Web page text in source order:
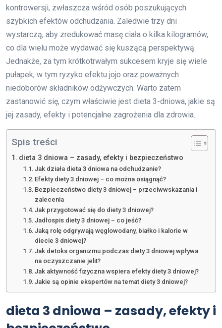
kontrowersji, zwłaszcza wśród osób poszukujących
szybkich efektów odchudzania. Zaledwie trzy dni
wystarczą, aby zredukować masę ciała o kilka kilogramów,
co dla wielu może wydawać się kuszącą perspektywą.
Jednakże, za tym krótkotrwałym sukcesem kryje się wiele
pułapek, w tym ryzyko efektu jojo oraz poważnych
niedoborów składników odżywczych. Warto zatem
zastanowić się, czym właściwie jest dieta 3-dniowa, jakie są
jej zasady, efekty i potencjalne zagrożenia dla zdrowia.
Spis treści
dieta 3 dniowa – zasady, efekty i bezpieczeństwo
Jak działa dieta 3 dniowa na odchudzanie?
Efekty diety 3 dniowej – co można osiągnąć?
Bezpieczeństwo diety 3 dniowej – przeciwwskazania i
zalecenia
Jak przygotować się do diety 3 dniowej?
Jadłospis diety 3 dniowej – co jeść?
Jaką rolę odgrywają węglowodany, białko i kalorie w
diecie 3 dniowej?
Jak detoks organizmu podczas diety 3 dniowej wpływa
na oczyszczanie jelit?
Jak aktywność fizyczna wspiera efekty diety 3 dniowej?
Jakie są opinie ekspertów na temat diety 3 dniowej?
dieta 3 dniowa – zasady, efekty i